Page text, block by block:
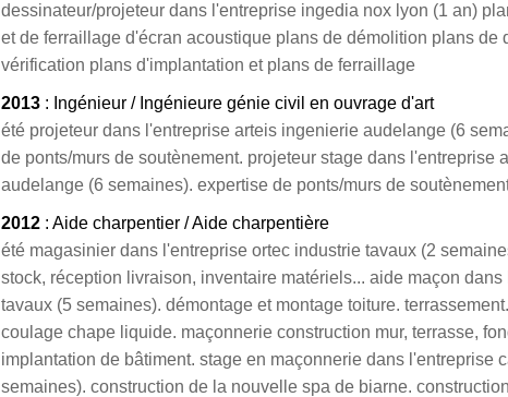
dessinateur/projeteur dans l'entreprise ingedia nox lyon (1 an)
et de ferraillage d'écran acoustique plans de démolition plans de
vérification plans d'implantation et plans de ferraillage
2013 : Ingénieur / Ingénieure génie civil en ouvrage d'art
été projeteur dans l'entreprise arteis ingenierie audelange (6
de ponts/murs de soutènement. projeteur stage dans l'entreprise
audelange (6 semaines). expertise de ponts/murs de
2012 : Aide charpentier / Aide charpentière
été magasinier dans l'entreprise ortec industrie tavaux (2
stock, réception livraison, inventaire matériels... aide maçon
tavaux (5 semaines). démontage et montage toiture.
coulage chape liquide. maçonnerie construction mur, terrasse,
implantation de bâtiment. stage en maçonnerie dans l'entreprise
semaines). construction de la nouvelle spa de biarne.